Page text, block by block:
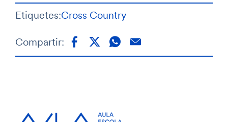
Etiquetes:Cross Country
Compartir: